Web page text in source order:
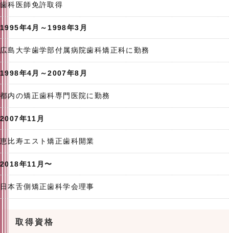
歯科医師免許取得
1995年4月～1998年3月
広島大学歯学部付属病院歯科矯正科に勤務
1998年4月～2007年8月
都内の矯正歯科専門医院に勤務
2007年11月
恵比寿エスト矯正歯科開業
2018年11月〜
日本舌側矯正歯科学会理事
取得資格